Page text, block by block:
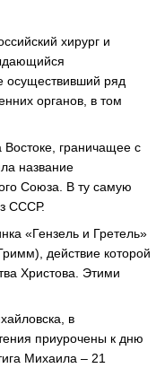
хирург и
осуществивший ряд
органов, в том
граничащее с
название
Союза. В ту самую
СССР.
«Гензель и Гретель»
действие которой
Христова. Этими
в
приурочены к дню
Михаила – 21